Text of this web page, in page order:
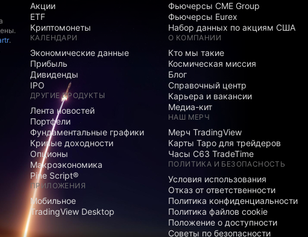
.
Акции
ETF
Криптомонеты
КАЛЕНДАРИ
Экономические данные
Прибыль
Дивиденды
IPO
ДРУГИЕ ПРОДУКТЫ
Лента новостей
Портфели
Фундаментальные графики
Кривые доходности
Опционы
Макроэкономика
Pine Script®
ПРИЛОЖЕНИЯ
Мобильное
TradingView Desktop
Фьючерсы CME Group
Фьючерсы Eurex
Набор данных по акциям США
О КОМПАНИИ
Кто мы такие
Космическая миссия
Блог
Справочный центр
Карьера и вакансии
Медиа-кит
НАШ МЕРЧ
Мерч TradingView
Карты Таро для трейдеров
Часы C63 TradeTime
ПОЛИТИКА И БЕЗОПАСНОСТЬ
Условия использования
Отказ от ответственности
Политика конфиденциальности
Политика файлов cookie
Положение о доступности
Советы по безопасности